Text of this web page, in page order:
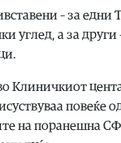
– за
а за други
Клиничкиот
на поранешна